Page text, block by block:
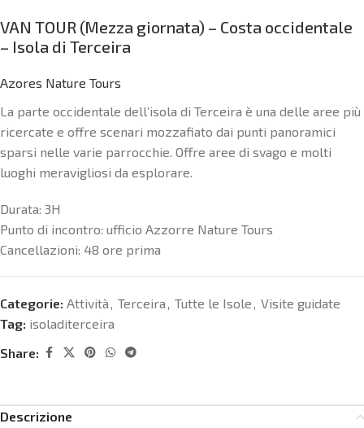
VAN TOUR (Mezza giornata) – Costa occidentale
– Isola di Terceira
Azores Nature Tours
La parte occidentale dell’isola di Terceira è una delle aree più
ricercate e offre scenari mozzafiato dai punti panoramici
sparsi nelle varie parrocchie. Offre aree di svago e molti
luoghi meravigliosi da esplorare.
Durata: 3H
Punto di incontro: ufficio Azzorre Nature Tours
Cancellazioni: 48 ore prima
Categorie: Attività, Terceira, Tutte le Isole, Visite guidate
Tag: isoladiterceira
Share:
Descrizione